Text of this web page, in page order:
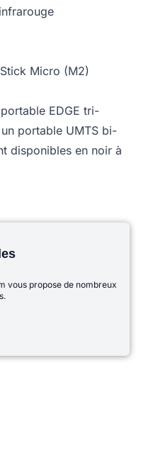
Micro (M2)
EDGE tri-
portable UMTS bi-
disponibles en noir à
vous propose de nombreux